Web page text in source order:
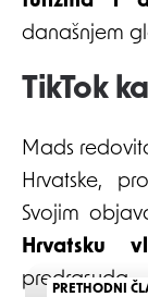
današnjem
TikTok
Mads
Hrvatske,
Svojim
Hrvatsku
PRETHODNI